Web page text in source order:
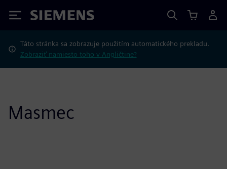
Siemens
Táto stránka sa zobrazuje použitím automatického prekladu.
Zobraziť namiesto toho v Angličtine?
Masmec